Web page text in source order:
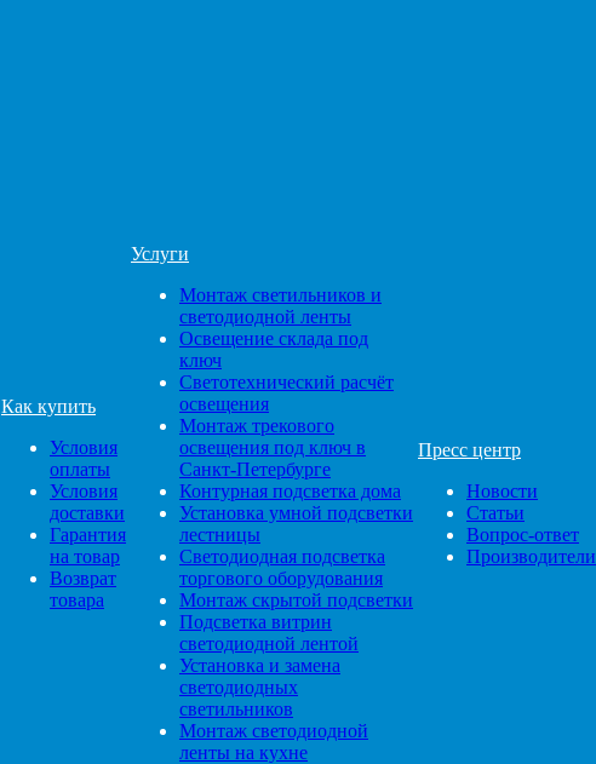
Как купить
Условия
оплаты
Условия
доставки
Гарантия
на товар
Возврат
товара
Услуги
Монтаж светильников и
светодиодной ленты
Освещение склада под
ключ
Светотехнический расчёт
освещения
Монтаж трекового
освещения под ключ в
Санкт-Петербурге
Контурная подсветка дома
Установка умной подсветки
лестницы
Светодиодная подсветка
торгового оборудования
Монтаж скрытой подсветки
Подсветка витрин
светодиодной лентой
Установка и замена
светодиодных
светильников
Монтаж светодиодной
ленты на кухне
Пресс центр
Новости
Статьи
Вопрос-ответ
Производители